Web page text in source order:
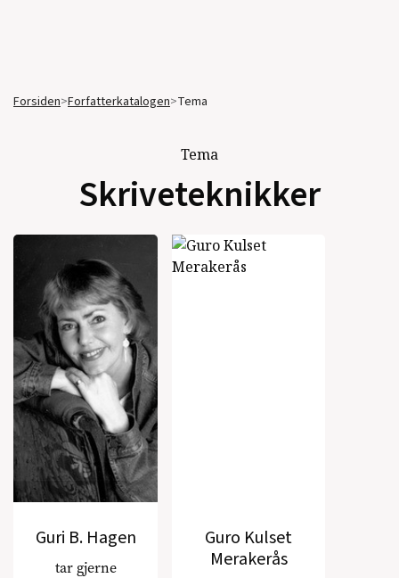
Forsiden>Forfatterkatalogen>Tema
Tema
Skriveteknikker
Guri B. Hagen
tar gjerne
Guro Kulset
Merakerås